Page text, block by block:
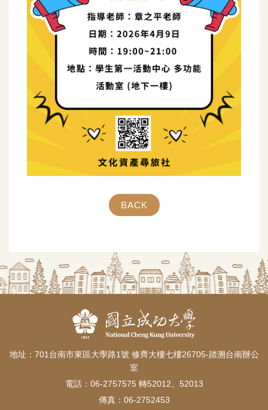
BACK
地址：701台南市東區大學路1號 修齊大樓七樓26705-踏溯台南辦公
室
電話：06-2757575 轉52012、52013
傳真：06-2752453